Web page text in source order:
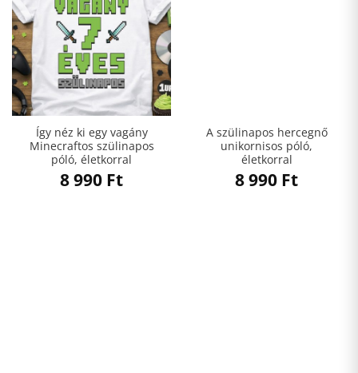
Így néz ki egy vagány
Minecraftos szülinapos
póló, életkorral
8 990 Ft
A szülinapos hercegnő
unikornisos póló,
életkorral
8 990 Ft